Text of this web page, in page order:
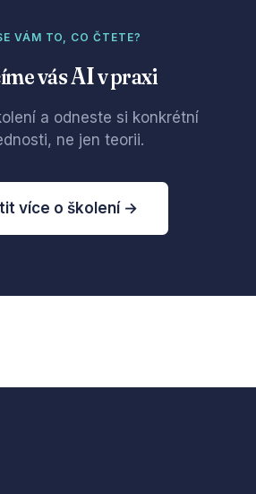
VÁM TO, CO ČTETE?
vás AI v praxi
a odneste si konkrétní
ne jen teorii.
více o školení →